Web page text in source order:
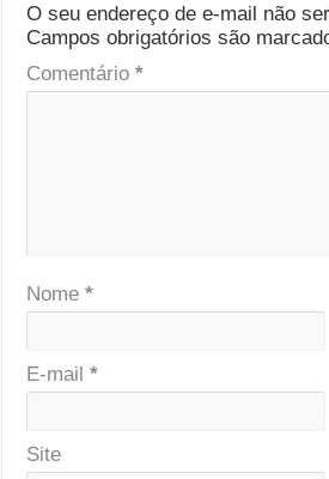
O seu endereço de e-mail não
Campos obrigatórios são
Comentário*
Nome*
E-mail*
Site